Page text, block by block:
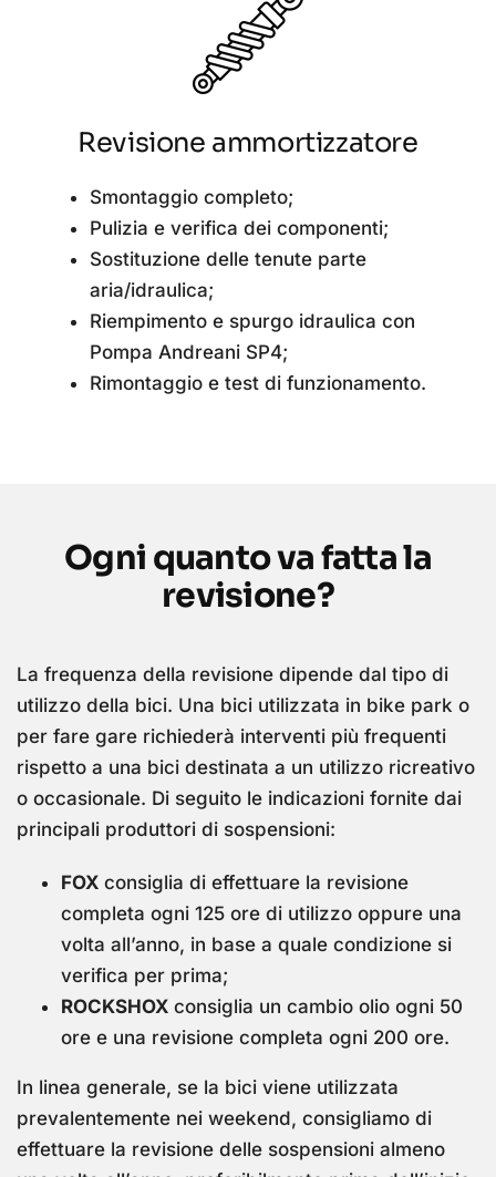
Revisione ammortizzatore
Smontaggio completo;
Pulizia e verifica dei componenti;
Sostituzione delle tenute parte
aria/idraulica;
Riempimento e spurgo idraulica con
Pompa Andreani SP4;
Rimontaggio e test di funzionamento.
Ogni quanto va fatta la
revisione?
La frequenza della revisione dipende dal tipo di
utilizzo della bici. Una bici utilizzata in bike park o
per fare gare richiederà interventi più frequenti
rispetto a una bici destinata a un utilizzo ricreativo
o occasionale. Di seguito le indicazioni fornite dai
principali produttori di sospensioni:
FOX consiglia di effettuare la revisione
completa ogni 125 ore di utilizzo oppure una
volta all’anno, in base a quale condizione si
verifica per prima;
ROCKSHOX consiglia un cambio olio ogni 50
ore e una revisione completa ogni 200 ore.
In linea generale, se la bici viene utilizzata
prevalentemente nei weekend, consigliamo di
effettuare la revisione delle sospensioni almeno